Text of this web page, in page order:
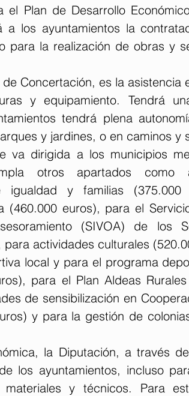
el Plan de Desarrollo
a los ayuntamientos la
para la realización de obras y
Concertación, es la asistencia
y equipamiento. Tendrá
tendrá plena
y jardines, o en caminos y
va dirigida a los municipios
otros apartados como
igualdad y familias
(460.000 euros), para el
(SIVOA) de los
actividades culturales
local y para el programa
para el Plan Aldeas
de sensibilización en
y para la gestión de
la Diputación, a través
los ayuntamientos, incluso
materiales y técnicos. Para